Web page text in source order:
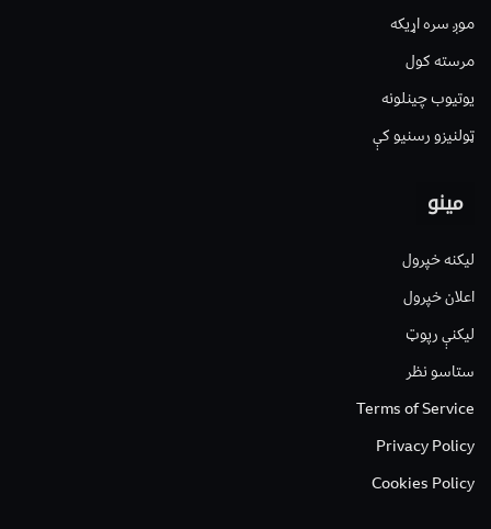
موږ سره اړیکه
مرسته کول
یوتیوب چینلونه
ټولنیزو رسنیو کې
مینو
لیکنه خپرول
اعلان خپرول
لیکنې رپوټ
ستاسو نظر
Terms of Service
Privacy Policy
Cookies Policy